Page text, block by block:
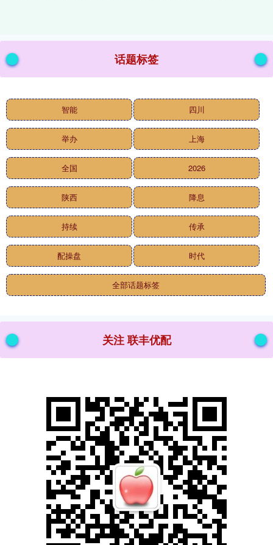
话题标签
智能 四川
举办 上海
全国 2026
陕西 降息
持续 传承
配操盘 时代
全部话题标签
关注 联丰优配